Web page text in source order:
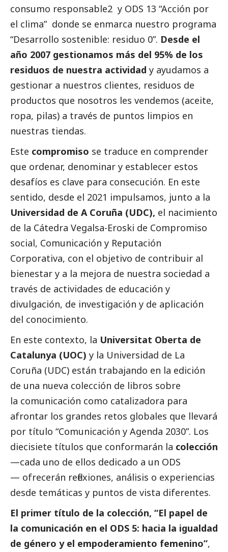
consumo responsable2 y ODS 13 “Acción por
el clima” donde se enmarca nuestro programa
“Desarrollo sostenible: residuo 0”. Desde el
año 2007 gestionamos más del 95% de los
residuos de nuestra actividad y ayudamos a
gestionar a nuestros clientes, residuos de
productos que nosotros les vendemos (aceite,
ropa, pilas) a través de puntos limpios en
nuestras tiendas.
Este compromiso se traduce en comprender
que ordenar, denominar y establecer estos
desafíos es clave para consecución. En este
sentido, desde el 2021 impulsamos, junto a la
Universidad de A Coruña (UDC), el nacimiento
de la Cátedra Vegalsa-Eroski de Compromiso
social, Comunicación y Reputación
Corporativa, con el objetivo de contribuir al
bienestar y a la mejora de nuestra sociedad a
través de actividades de educación y
divulgación, de investigación y de aplicación
del conocimiento.
En este contexto, la Universitat Oberta de
Catalunya (UOC) y la Universidad de La
Coruña (UDC) están trabajando en la edición
de una nueva colección de libros sobre
la comunicación como catalizadora para
afrontar los grandes retos globales que llevará
por título “Comunicación y Agenda 2030”. Los
diecisiete títulos que conformarán la colección
—cada uno de ellos dedicado a un ODS
— ofrecerán reflexiones, análisis o experiencias
desde temáticas y puntos de vista diferentes.
El primer título de la colección, “El papel de
la comunicación en el ODS 5: hacia la igualdad
de género y el empoderamiento femenino”,